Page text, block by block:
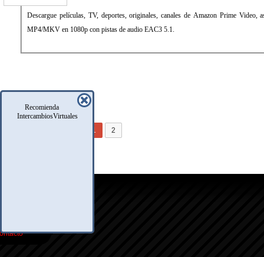
Recomienda
IntercambiosVirtuales
Descargue películas, TV, deportes, originales, canales de Amazon Prime Video,
MP4/MKV en 1080p con pistas de audio EAC3 5.1.
1 2